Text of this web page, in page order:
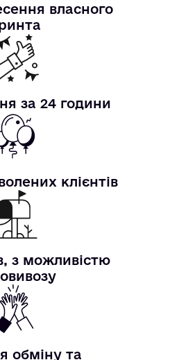
власного
за 24 години
клієнтів
з можливістю
обміну та